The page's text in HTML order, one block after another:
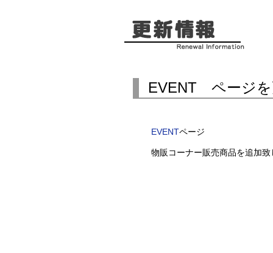
EVENT ページを
EVENTページ
物販コーナー販売商品を追加致